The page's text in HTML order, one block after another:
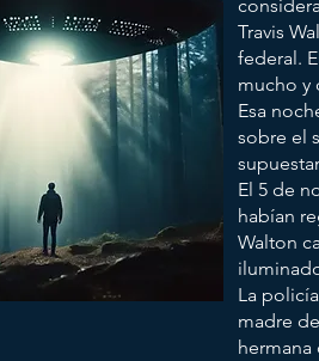
Travis
federal.
mucho y
Esa
sobre el
El 5 de
habían
Walton
La
madre